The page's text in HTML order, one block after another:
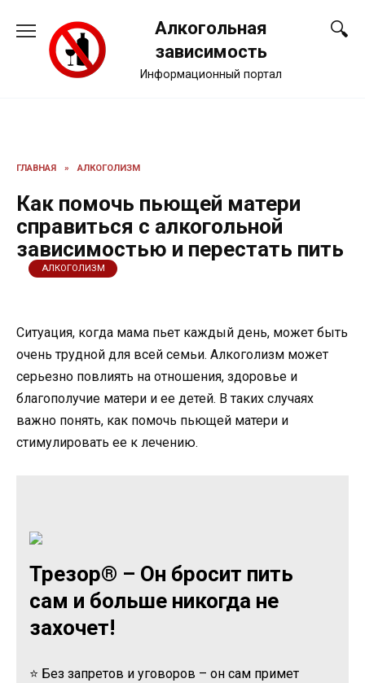
содержанию
Алкогольная
зависимость
Информационный портал
ГЛАВНАЯ » АЛКОГОЛИЗМ
Как помочь пьющей матери
справиться с алкогольной
зависимостью и перестать пить
АЛКОГОЛИЗМ
Ситуация, когда мама пьет каждый день, может быть
очень трудной для всей семьи. Алкоголизм может
серьезно повлиять на отношения, здоровье и
благополучие матери и ее детей. В таких случаях
важно понять, как помочь пьющей матери и
стимулировать ее к лечению.
Трезор® – Он бросит пить
сам и больше никогда не
захочет!
⭐ Без запретов и уговоров – он сам примет